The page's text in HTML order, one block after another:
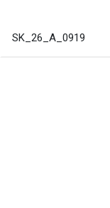
SK_26_A_0919